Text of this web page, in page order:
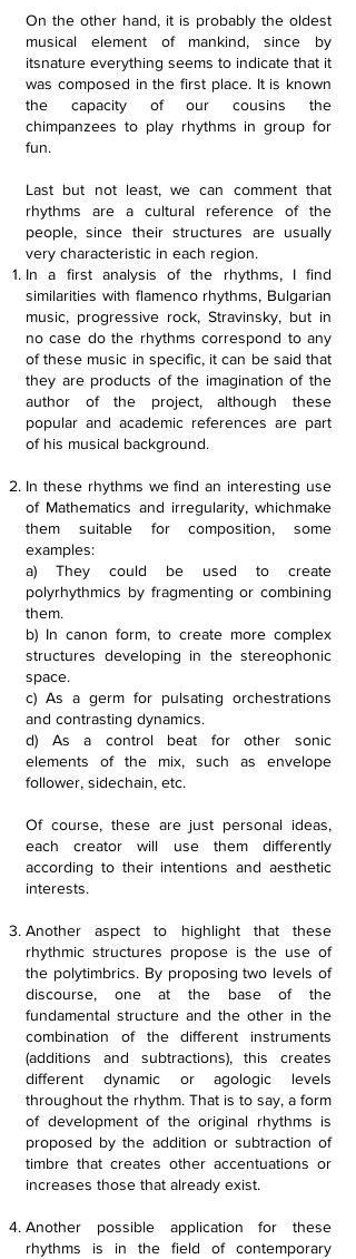
On the other hand, it is probably the oldest
musical element of mankind, since by
itsnature everything seems to indicate that it
was composed in the first place. It is known
the capacity of our cousins the
chimpanzees to play rhythms in group for
fun.
Last but not least, we can comment that
rhythms are a cultural reference of the
people, since their structures are usually
very characteristic in each region.
In a first analysis of the rhythms, I find
similarities with flamenco rhythms, Bulgarian
music, progressive rock, Stravinsky, but in
no case do the rhythms correspond to any
of these music in specific, it can be said that
they are products of the imagination of the
author of the project, although these
popular and academic references are part
of his musical background.
In these rhythms we find an interesting use
of Mathematics and irregularity, whichmake
them suitable for composition, some
examples:
a) They could be used to create
polyrhythmics by fragmenting or combining
them.
b) In canon form, to create more complex
structures developing in the stereophonic
space.
c) As a germ for pulsating orchestrations
and contrasting dynamics.
d) As a control beat for other sonic
elements of the mix, such as envelope
follower, sidechain, etc.
Of course, these are just personal ideas,
each creator will use them differently
according to their intentions and aesthetic
interests.
​Another aspect to highlight that these
rhythmic structures propose is the use of
the polytimbrics. By proposing two levels of
discourse, one at the base of the
fundamental structure and the other in the
combination of the different instruments
(additions and subtractions), this creates
different dynamic or agologic levels
throughout the rhythm. That is to say, a form
of development of the original rhythms is
proposed by the addition or subtraction of
timbre that creates other accentuations or
increases those that already exist.
Another possible application for these
rhythms is in the field of contemporary